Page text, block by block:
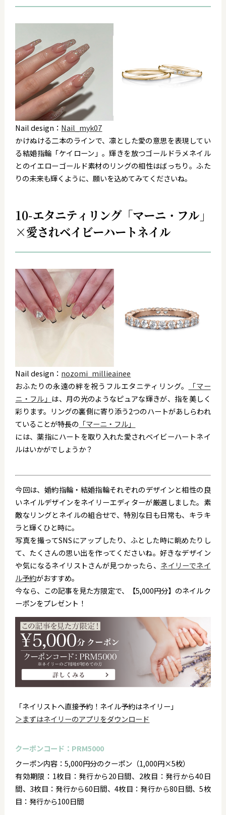
Nail design： Nail_myk07
かけぬける二本のラインで、凛とした愛の意思を表現してい
る結婚指輪「ケイローン」。輝きを放つゴールドラメネイル
とのイエローゴールド素材のリングの相性はばっちり。ふた
りの未来も輝くように、願いを込めてみてくださいね。
10-エタニティリング「マーニ・フル」
×愛されベイビーハートネイル
Nail design： nozomi_millieainee
おふたりの永遠の絆を祝うフルエタニティリング。
「マー
ニ・フル」 は、月の光のようなピュアな輝きが、指を美しく
彩ります。リングの裏側に寄り添う2つのハートがあしらわれ
ていることが特長の 「マーニ・フル」
には、薬指にハートを取り入れた愛されベイビーハートネイ
ルはいかがでしょうか？
今回は、婚約指輪・結婚指輪それぞれのデザインと相性の良
いネイルデザインをネイリーエディターが厳選しました。素
敵なリングとネイルの組合せで、特別な日も日常も、キラキ
ラと輝くひと時に。
写真を撮ってSNSにアップしたり、ふとした時に眺めたりし
て、たくさんの思い出を作ってくださいね。 好きなデザイン
や気になるネイリストさんが見つかったら、 ネイリーでネイ
ル予約がおすすめ。
今なら、この記事を見た方限定で、【5,000円分】のネイルク
ーポンをプレゼント！
「ネイリストへ直接予約！ネイル予約はネイリー」
＞まずはネイリーのアプリをダウンロード
クーポンコード：PRM5000
クーポン内容：5,000円分のクーポン（1,000円×5枚）
有効期限：1枚目：発行から20日間、2枚目：発行から40日
間、3枚目：発行から60日間、4枚目：発行から80日間、5枚
目：発行から100日間